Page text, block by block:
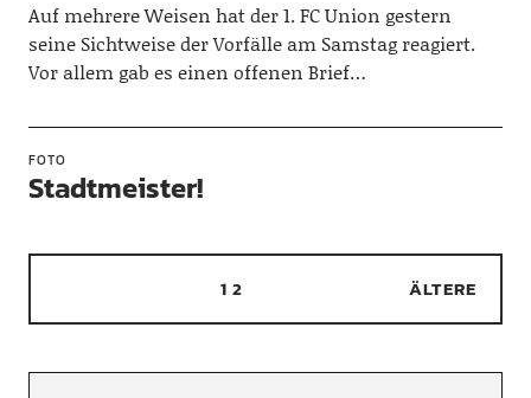
Auf mehrere Weisen hat der 1. FC Union gestern
seine Sichtweise der Vorfälle am Samstag reagiert.
Vor allem gab es einen offenen Brief…
FOTO
Stadtmeister!
1 2 ÄLTERE